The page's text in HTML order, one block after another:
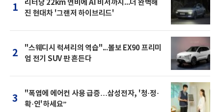
1
리터당 22km 연비에 AI 비서까지...더 완벽해
진 현대차 '그랜저 하이브리드'
2
"스웨디시 럭셔리의 역습"...볼보 EX90 프리미
엄 전기 SUV 판 흔든다
3
"폭염에 에어컨 사용 급증…삼성전자, '청·정·
확·인'하세요”